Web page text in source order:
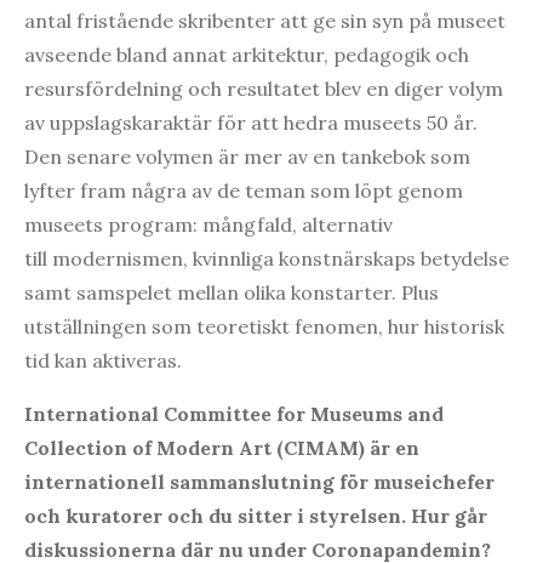
antal fristående skribenter att ge sin syn på museet
avseende bland annat arkitektur, pedagogik och
resursfördelning och resultatet blev en diger volym
av uppslagskaraktär för att hedra museets 50 år.
Den senare volymen är mer av en tankebok som
lyfter fram några av de teman som löpt genom
museets program: mångfald, alternativ
till modernismen, kvinnliga konstnärskaps betydelse
samt samspelet mellan olika konstarter. Plus
utställningen som teoretiskt fenomen, hur historisk
tid kan aktiveras.
International Committee for Museums and
Collection of Modern Art (CIMAM) är en
internationell sammanslutning för museichefer
och kuratorer och du sitter i styrelsen. Hur går
diskussionerna där nu under Coronapandemin?